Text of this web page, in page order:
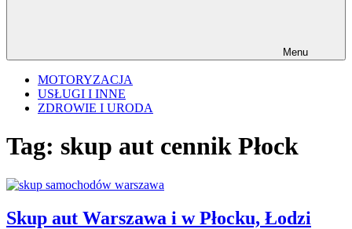
Menu
MOTORYZACJA
USŁUGI I INNE
ZDROWIE I URODA
Tag: skup aut cennik Płock
Skup aut Warszawa i w Płocku, Łodzi